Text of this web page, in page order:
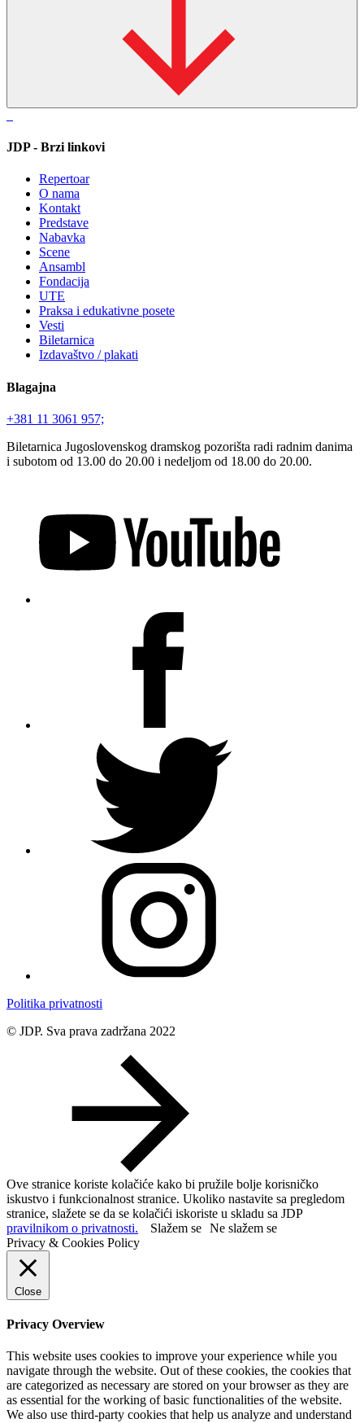
JDP - Brzi linkovi
Repertoar
O nama
Kontakt
Predstave
Nabavka
Scene
Ansambl
Fondacija
UTE
Praksa i edukativne posete
Vesti
Biletarnica
Izdavaštvo / plakati
Blagajna
+381 11 3061 957;
Biletarnica Jugoslovenskog dramskog pozorišta radi radnim danima
i subotom od 13.00 do 20.00 i nedeljom od 18.00 do 20.00.
Politika privatnosti
© JDP. Sva prava zadržana 2022
Ove stranice koriste kolačiće kako bi pružile bolje korisničko
iskustvo i funkcionalnost stranice. Ukoliko nastavite sa pregledom
stranice, slažete se da se kolačići iskoriste u skladu sa JDP
pravilnikom o privatnosti.
Slažem se Ne slažem se
Privacy & Cookies Policy
Close
Privacy Overview
This website uses cookies to improve your experience while you
navigate through the website. Out of these cookies, the cookies that
are categorized as necessary are stored on your browser as they are
as essential for the working of basic functionalities of the website.
We also use third-party cookies that help us analyze and understand